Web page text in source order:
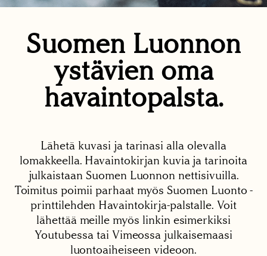
Suomen Luonnon
ystävien oma
havaintopalsta.
Lähetä kuvasi ja tarinasi alla olevalla
lomakkeella. Havaintokirjan kuvia ja tarinoita
julkaistaan Suomen Luonnon nettisivuilla.
Toimitus poimii parhaat myös Suomen Luonto -
printtilehden Havaintokirja-palstalle. Voit
lähettää meille myös linkin esimerkiksi
Youtubessa tai Vimeossa julkaisemaasi
luontoaiheiseen videoon.